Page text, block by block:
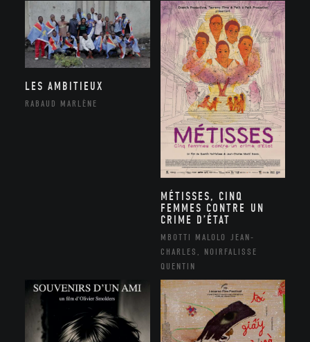
LES AMBITIEUX
RABAUD MARLÈNE
MÉTISSES, CINQ
FEMMES CONTRE UN
CRIME D’ÉTAT
MBOTTI MALOLO JEAN-
CHARLES, NOIRFALISSE
QUENTIN